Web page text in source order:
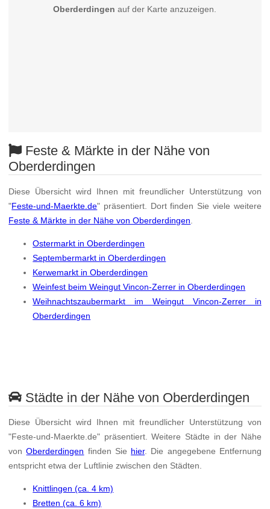
Oberderdingen auf der Karte anzuzeigen.
Feste & Märkte in der Nähe von
Oberderdingen
Diese Übersicht wird Ihnen mit freundlicher Unterstützung von
"Feste-und-Maerkte.de" präsentiert. Dort finden Sie viele weitere
Feste & Märkte in der Nähe von Oberderdingen
Ostermarkt in Oberderdingen
Septembermarkt in Oberderdingen
Kerwemarkt in Oberderdingen
Weinfest beim Weingut Vincon-Zerrer in Oberderdingen
Weihnachtszaubermarkt im Weingut Vincon-Zerrer in
Oberderdingen
Städte in der Nähe von Oberderdingen
Diese Übersicht wird Ihnen mit freundlicher Unterstützung von
"Feste-und-Maerkte.de" präsentiert. Weitere Städte in der Nähe
vonOberderdingen finden Sie hier. Die angegebene Entfernung
entspricht etwa der Luftlinie zwischen den Städten.
Knittlingen (ca. 4 km)
Bretten (ca. 6 km)